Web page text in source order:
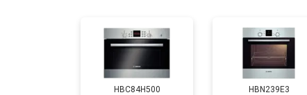
HBC84H500 HBN239E3